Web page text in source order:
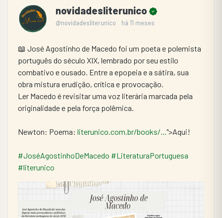
novidadesliterunico
@novidadesliterunico há 11 meses
📖 José Agostinho de Macedo foi um poeta e polemista
português do século XIX, lembrado por seu estilo
combativo e ousado. Entre a epopeia e a sátira, sua
obra mistura erudição, crítica e provocação.
Ler Macedo é revisitar uma voz literária marcada pela
originalidade e pela força polêmica.
Newton: Poema: literunico.com.br/books/...">Aqui!
#JoséAgostinhoDeMacedo #LiteraturaPortuguesa
#literunico